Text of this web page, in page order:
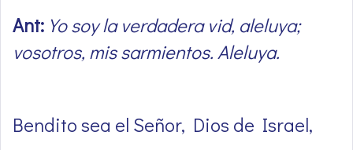
Ant: Yo soy la verdadera vid, aleluya;
vosotros, mis sarmientos. Aleluya.
Bendito sea el Señor, Dios de Israel,